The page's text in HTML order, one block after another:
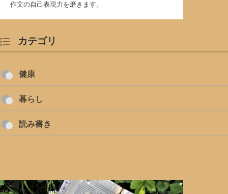
作文の自己表現力を磨きます。
カテゴリ
健康
暮らし
読み書き